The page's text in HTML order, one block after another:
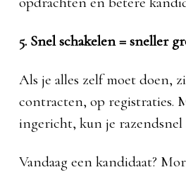
5. Snel schakelen = sneller
Als je alles zelf moet doen,
contracten, op registraties.
ingericht, kun je razendsnel
Vandaag een kandidaat?